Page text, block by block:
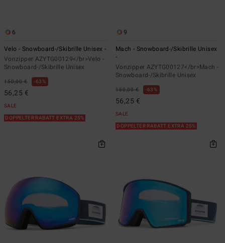
6
Velo - Snowboard-/Skibrille Unisex -
Vonzipper AZYTG00129</br>Velo -
Snowboard-/Skibrille Unisex
150,00 € 63%
56,25 €
SALE
DOPPELTER RABATT EXTRA 25%
9
Mach - Snowboard-/Skibrille Unisex
-
Vonzipper AZYTG00127</br>Mach -
Snowboard-/Skibrille Unisex
150,00 € 63%
56,25 €
SALE
DOPPELTER RABATT EXTRA 25%